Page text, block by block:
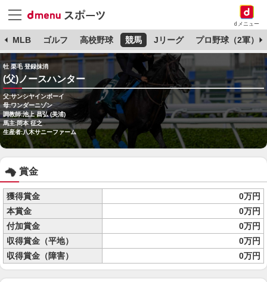
dメニュー
MLB ゴルフ 高校野球 競馬 Jリーグ プロ野球（2軍）
牡 栗毛 登録抹消
(父)ノースハンター
父:サンシヤインボーイ
母:ワンダーニゾン
調教師:池上 昌弘 (美浦)
馬主:岡本 征之
生産者:八木サニーファーム
賞金
獲得賞金
0万円
本賞金
0万円
付加賞金
0万円
収得賞金（平地）
0万円
収得賞金（障害）
0万円